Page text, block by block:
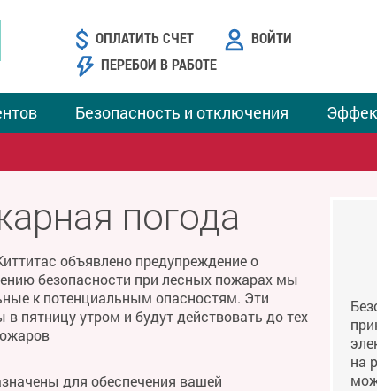
Безопасность и отключения
ОПЛАТИТЬ СЧЕТ
ВОЙТИ
ПЕРЕБОИ В РАБОТЕ
погода
объявлено предупреждение о
безопасности при лесных пожарах мы
к потенциальным опасностям. Эти
пятницу утром и будут действовать до тех
для обеспечения вашей
на